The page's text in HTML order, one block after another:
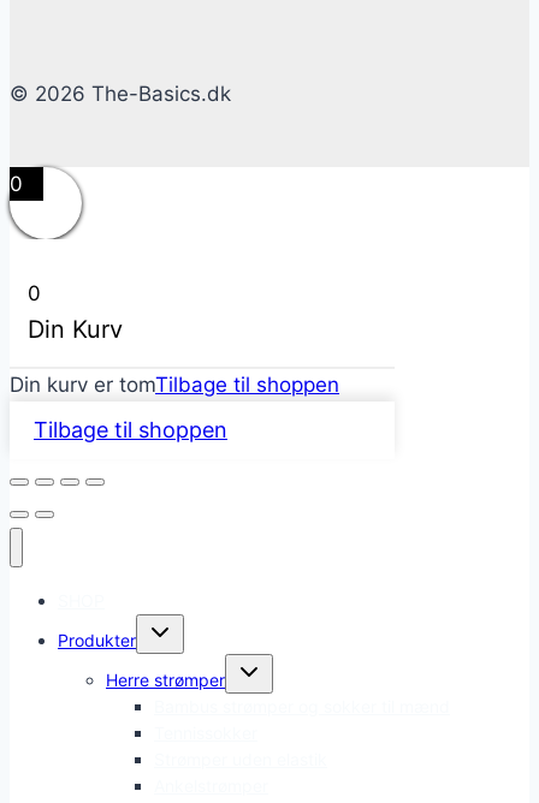
© 2026 The-Basics.dk
0
0
Din Kurv
Din kurv er tomTilbage til shoppen
Tilbage til shoppen
Produkter
Skift
Herre strømper
Skift